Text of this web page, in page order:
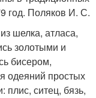
год. Поляков И. С.
шелка, атласа,
золотыми и
бисером,
одеяний простых
плис, ситец, бязь,